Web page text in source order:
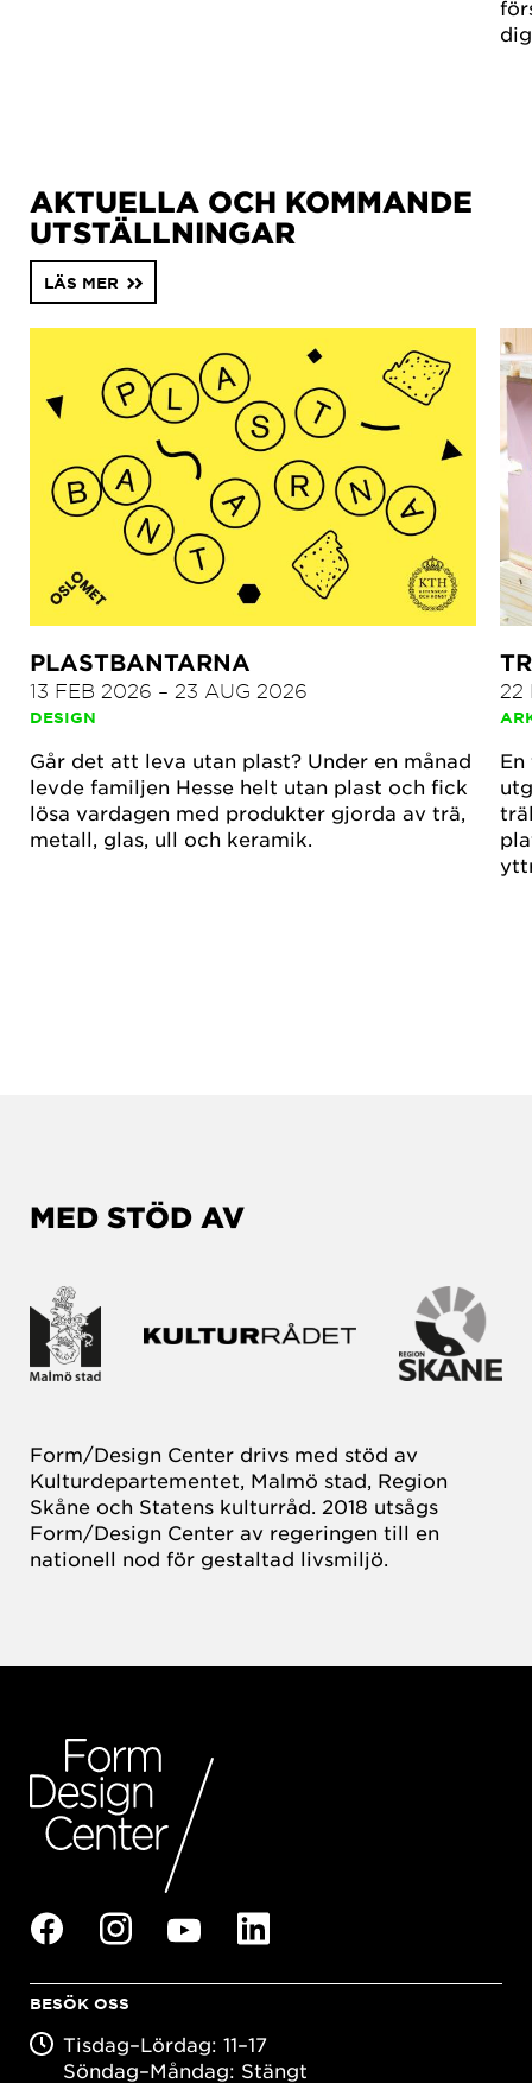
AKTUELLA OCH KOMMANDE
UTSTÄLLNINGAR
LÄS MER
PLASTBANTARNA
13 FEB 2026 – 23 AUG 2026
DESIGN
Går det att leva utan plast? Under en månad
levde familjen Hesse helt utan plast och fick
lösa vardagen med produkter gjorda av trä,
metall, glas, ull och keramik.
22
MED STÖD AV
Form/Design Center drivs med stöd av
Kulturdepartementet, Malmö stad, Region
Skåne och Statens kulturråd. 2018 utsågs
Form/Design Center av regeringen till en
nationell nod för gestaltad livsmiljö.
BESÖK OSS
Tisdag–Lördag: 11–17
Söndag–Måndag: Stängt